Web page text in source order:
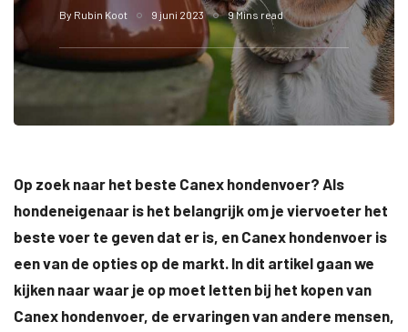
By Rubin Koot 9 juni 2023 9 Mins read
Op zoek naar het beste Canex hondenvoer? Als
hondeneigenaar is het belangrijk om je viervoeter het
beste voer te geven dat er is, en Canex hondenvoer is
een van de opties op de markt. In dit artikel gaan we
kijken naar waar je op moet letten bij het kopen van
Canex hondenvoer, de ervaringen van andere mensen,